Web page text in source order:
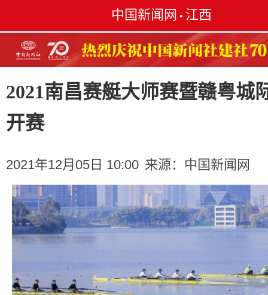
中国新闻网 • 江西
2021南昌赛艇大师赛暨赣粤城
开赛
2021年12月05日 10:00 来源： 中国新闻网